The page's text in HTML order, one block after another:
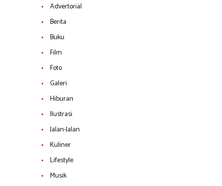
Advertorial
Berita
Buku
Film
Foto
Galeri
Hiburan
Ilustrasi
Jalan-Jalan
Kuliner
Lifestyle
Musik